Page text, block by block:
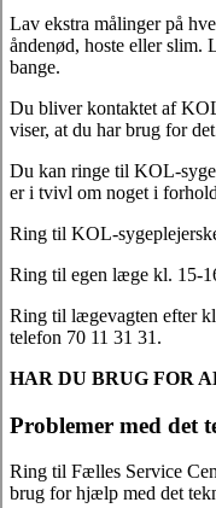
Lav ekstra målinger på
åndenød, hoste eller slim.
bange.
Du bliver kontaktet af
viser, at du har brug for
Du kan ringe til KOL-
er i tvivl om noget i
Ring til KOL-
Ring til egen læge kl. 15-
Ring til lægevagten efter
telefon 70 11 31 31.
HAR DU BRUG FOR
Problemer med det
Ring til Fælles Service
brug for hjælp med det